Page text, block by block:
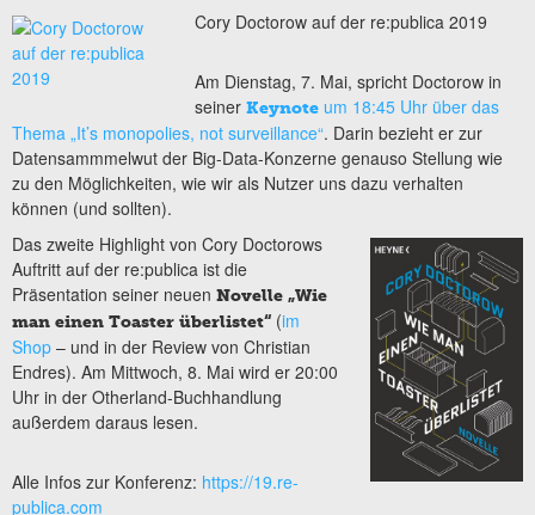
Cory Doctorow auf der re:publica 2019
Am Dienstag, 7. Mai, spricht Doctorow in
seinerKeynote um 18:45 Uhr über das
Thema „It’s monopolies, not surveillance“. Darin bezieht er zur
Datensammmelwut der Big-Data-Konzerne genauso Stellung wie
zu den Möglichkeiten, wie wir als Nutzer uns dazu verhalten
können (und sollten).
Das zweite Highlight von Cory Doctorows
Auftritt auf der re:publica ist die
Präsentation seiner neuen Novelle „Wie
man einen Toaster überlistet“ (im
Shop – und in der Review von Christian
Endres). Am Mittwoch, 8. Mai wird er 20:00
Uhr in der Otherland-Buchhandlung
außerdem daraus lesen.
Alle Infos zur Konferenz: https://19.re-
publica.com